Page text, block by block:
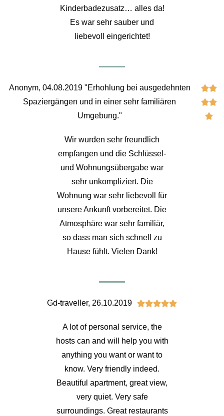
Kinderbadezusatz… alles da!
Es war sehr sauber und
liebevoll eingerichtet!
Anonym, 04.08.2019 "Erhohlung bei ausgedehnten
Spaziergängen und in einer sehr familiären
Umgebung."



Wir wurden sehr freundlich
empfangen und die Schlüssel-
und Wohnungsübergabe war
sehr unkompliziert. Die
Wohnung war sehr liebevoll für
unsere Ankunft vorbereitet. Die
Atmosphäre war sehr familiär,
so dass man sich schnell zu
Hause fühlt. Vielen Dank!
Gd-traveller, 26.10.2019 
A lot of personal service, the
hosts can and will help you with
anything you want or want to
know. Very friendly indeed.
Beautiful apartment, great view,
very quiet. Very safe
surroundings. Great restaurants